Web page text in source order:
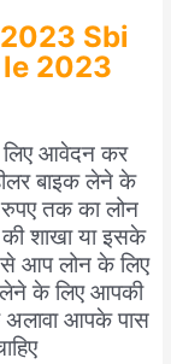
Sbi
2023
आवेदन कर
बाइक लेने के
तक का लोन
शाखा या इसके
से आप लोन के लिए
के लिए आपकी
अलावा आपके पास